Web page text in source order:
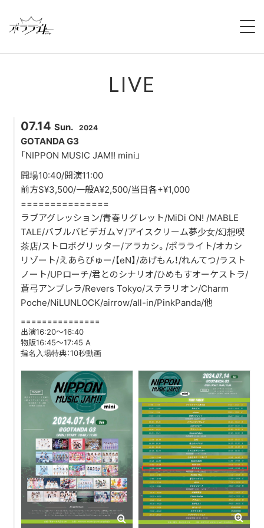
NEWS
LIVE
YOUTUBE
DISCOGRAPHY
SHOP
COMPANY
LIVE
07.14 Sun. 2024
GOTANDA G3
「NIPPON MUSIC JAM!! mini」
開場10:40/開演11:00
前方S¥3,500/一般A¥2,500/当日各+¥1,000
===============
ラブアグレッション/青春リグレット/MiDi ON! /MABLE
TALE/バブルバビデガム∀/アイスクリーム夢少女/幻想喫
茶店/ストロボグリッター/アラカシ。/ポラライト/オカシ
リゾート/えあらびゅー/【eN】/あげもん！/れんてつ/ラスト
ノート/UPローチ/君とのシナリオ/ひめもすオーケストラ/
蒼弓アンブレラ/Revers Tokyo/ステラリオン/Charm
Poche/NiLUNLOCK/airrow/all-in/PinkPanda/他
===============
出演16:20～16:40
物販16:45～17:45 A
指名入場特典：10秒動画